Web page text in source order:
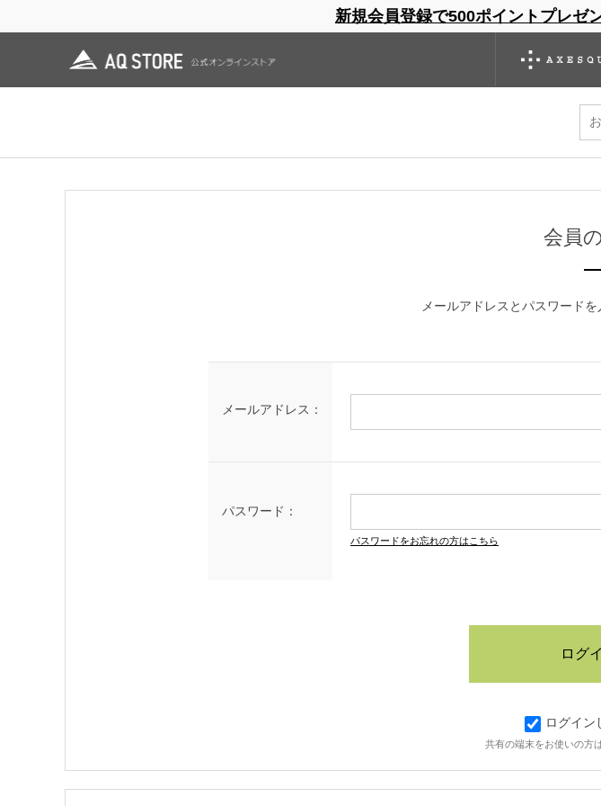
新規会員登録で500ポイントプレゼ
ブランドサイト 商品一覧
スリーピングマット バックパック グローブ
ログイン
マイページから発行でき
会員
メールアドレスとパスワードを
メールアドレス：
パスワード：
パスワードをお忘れの方はこちら
ログイン
共有の端末をお使いの方